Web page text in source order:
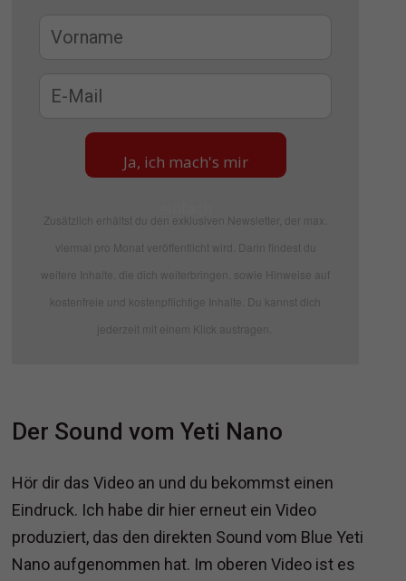
Ja, ich mach's mir
Zusätzlich erhältst du den exklusiven Newsletter, der max.
viermal pro Monat veröffentlicht wird. Darin findest du
weitere Inhalte, die dich weiterbringen, sowie Hinweise auf
kostenfreie und kostenpflichtige Inhalte. Du kannst dich
jederzeit mit einem Klick austragen.
Der Sound vom Yeti Nano
Hör dir das Video an und du bekommst einen
Eindruck. Ich habe dir hier erneut ein Video
produziert, das den direkten Sound vom Blue Yeti
Nano aufgenommen hat. Im oberen Video ist es